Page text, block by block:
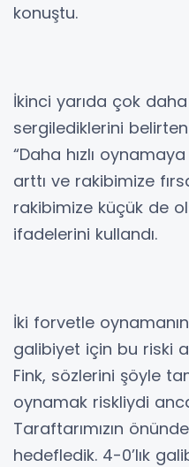
konuştu.
İkinci yarıda çok
sergilediklerini
“Daha hızlı
arttı ve rakibimize
rakibimize küçük de
ifadelerini kullandı.
İki forvetle
galibiyet için bu riski
Fink, sözlerini şöyle
oynamak riskliydi
Taraftarımızın
hedefledik. 4-0’lık